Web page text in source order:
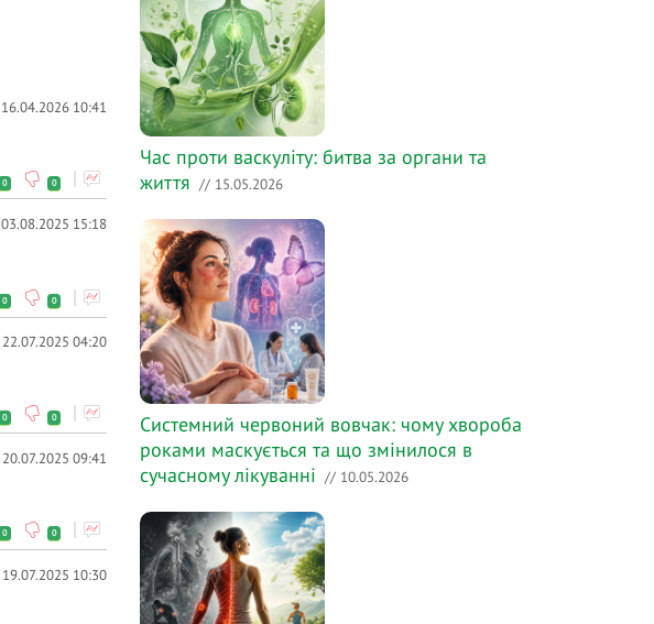
16.04.2026 10:41
0 0
03.08.2025 15:18
0 0
22.07.2025 04:20
0 0
20.07.2025 09:41
0 0
19.07.2025 10:30
Час проти васкуліту: битва за органи та
життя // 15.05.2026
Системний червоний вовчак: чому хвороба
роками маскується та що змінилося в
сучасному лікуванні // 10.05.2026